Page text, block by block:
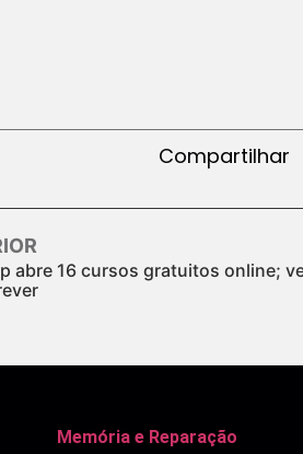
Compartilhar
abre 16 cursos gratuitos online;
Memória e Reparação